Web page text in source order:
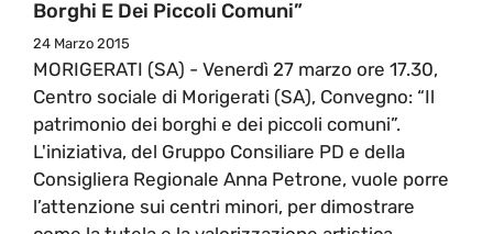
Borghi E Dei Piccoli Comuni”
24 Marzo 2015
MORIGERATI (SA) - Venerdì 27 marzo ore 17.30,
Centro sociale di Morigerati (SA), Convegno: “Il
patrimonio dei borghi e dei piccoli comuni”.
L'iniziativa, del Gruppo Consiliare PD e della
Consigliera Regionale Anna Petrone, vuole porre
l’attenzione sui centri minori, per dimostrare